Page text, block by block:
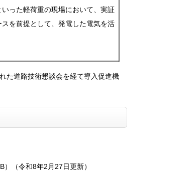
った軽荷重の現場において、実証
を前提として、発電した電気を活
た道路技術懇談会を経て導入促進機
（令和8年2月27日更新）